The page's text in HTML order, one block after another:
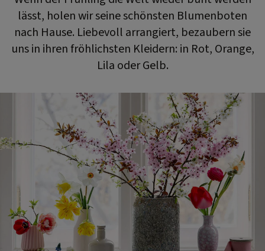
lässt, holen wir seine schönsten Blumenboten
nach Hause. Liebevoll arrangiert, bezaubern sie
uns in ihren fröhlichsten Kleidern: in Rot, Orange,
Lila oder Gelb.